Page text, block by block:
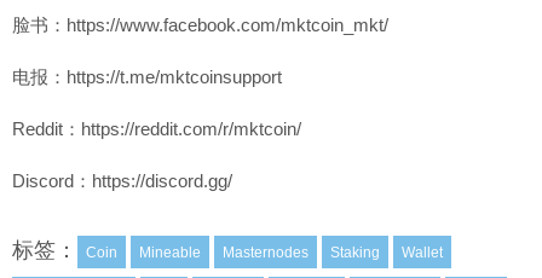
脸书：https://www.facebook.com/mktcoin_mkt/
电报：https://t.me/mktcoinsupport
Reddit：https://reddit.com/r/mktcoin/
Discord：https://discord.gg/
标签： Coin Mineable Masternodes Staking Wallet